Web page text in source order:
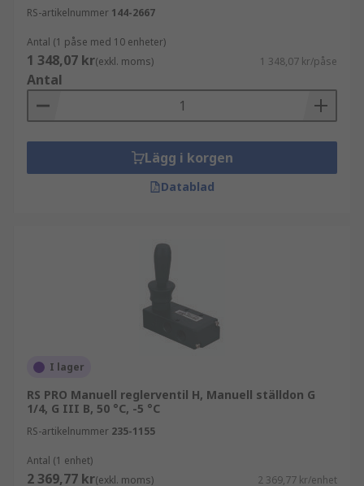
RS-artikelnummer 144-2667
Antal (1 påse med 10 enheter)
1 348,07 kr(exkl. moms) 1 348,07 kr/påse
Antal
Lägg i korgen
Datablad
I lager
RS PRO Manuell reglerventil H, Manuell ställdon G
1/4, G III B, 50 °C, -5 °C
RS-artikelnummer 235-1155
Antal (1 enhet)
2 369,77 kr(exkl. moms) 2 369,77 kr/enhet